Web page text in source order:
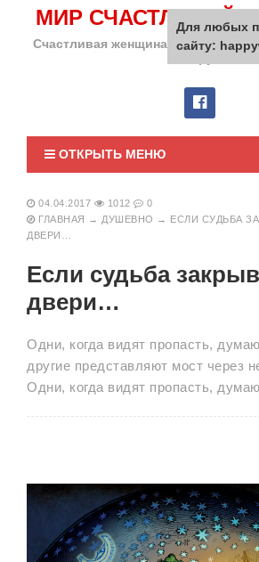
МИР СЧАСТЛИВОЙ
Счастливая женщина сделает
ОТКРЫТЬ МЕНЮ
04.04.2017 1012
0
ГЛАВНАЯ → ДУШЕВНО → ЕСЛИ СУДЬБА
ДВЕРИ…
Если судьба
двери…
Одни, когда видят пропасть,
другие представляют мост через
Одни, когда видят пропасть,
Для любых
сайту: